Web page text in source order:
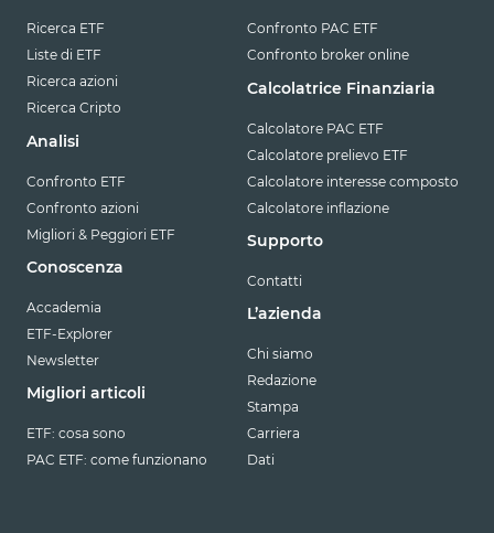
Ricerca ETF
Liste di ETF
Ricerca azioni
Ricerca Cripto
Analisi
Confronto ETF
Confronto azioni
Migliori & Peggiori ETF
Conoscenza
Accademia
ETF-Explorer
Newsletter
Migliori articoli
ETF: cosa sono
PAC ETF: come funzionano
Confronto PAC ETF
Confronto broker online
Calcolatrice Finanziaria
Calcolatore PAC ETF
Calcolatore prelievo ETF
Calcolatore interesse composto
Calcolatore inflazione
Supporto
Contatti
L’azienda
Chi siamo
Redazione
Stampa
Carriera
Dati